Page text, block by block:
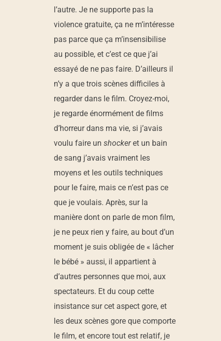
l’autre. Je ne supporte pas la
violence gratuite, ça ne m’intéresse
pas parce que ça m’insensibilise
au possible, et c’est ce que j’ai
essayé de ne pas faire. D’ailleurs il
n’y a que trois scènes difficiles à
regarder dans le film. Croyez-moi,
je regarde énormément de films
d’horreur dans ma vie, si j’avais
voulu faire unshockeret un bain
de sang j’avais vraiment les
moyens et les outils techniques
pour le faire, mais ce n’est pas ce
que je voulais. Après, sur la
manière dont on parle de mon film,
je ne peux rien y faire, au bout d’un
moment je suis obligée de « lâcher
le bébé » aussi, il appartient à
d’autres personnes que moi, aux
spectateurs. Et du coup cette
insistance sur cet aspect gore, et
les deux scènes gore que comporte
le film, et encore tout est relatif, je